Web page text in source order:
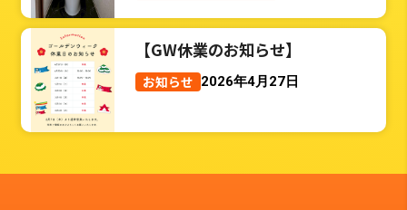
【GW休業のお知らせ】
お知らせ 2026年4月27日